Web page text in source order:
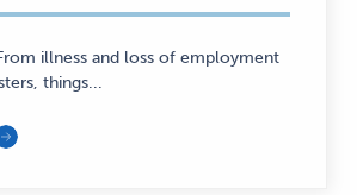
illness and loss of employment
things...